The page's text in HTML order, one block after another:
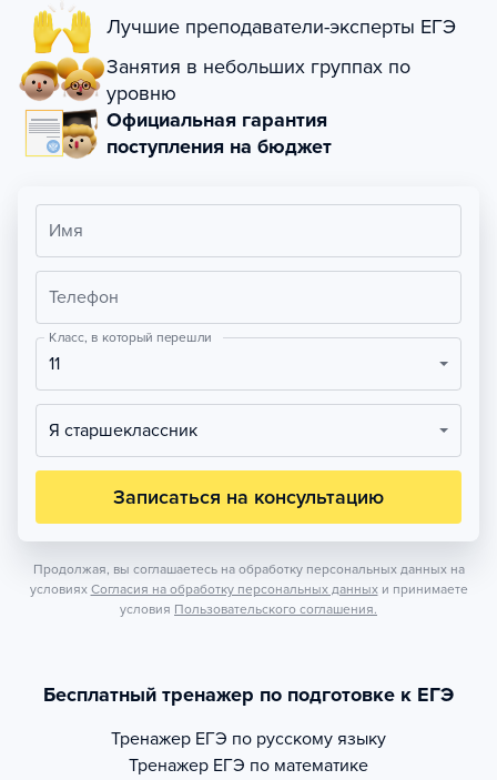
Лучшие преподаватели-эксперты ЕГЭ
Занятия в небольших группах по
уровню
Официальная гарантия
поступления на бюджет
Имя
Телефон
Класс, в который перешли
11
Я старшеклассник
Записаться на консультацию
Продолжая, вы соглашаетесь на обработку персональных данных на
условиях Согласия на обработку персональных данных и принимаете
условия Пользовательского соглашения.
Бесплатный тренажер по подготовке к ЕГЭ
Тренажер ЕГЭ по русскому языку
Тренажер ЕГЭ по математике